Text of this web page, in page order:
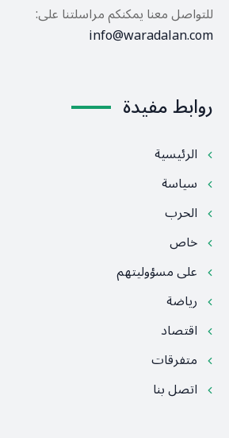
للتواصل معنا يمكنكم مراسلتنا على:
info@waradalan.com
روابط مفيدة
الرئيسية
سياسة
الحرب
خاص
على مسؤوليتهم
رياضة
اقتصاد
متفرقات
اتصل بنا